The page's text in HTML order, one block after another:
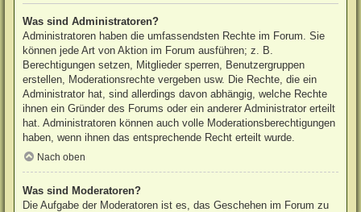
Was sind Administratoren?
Administratoren haben die umfassendsten Rechte im Forum. Sie
können jede Art von Aktion im Forum ausführen; z. B.
Berechtigungen setzen, Mitglieder sperren, Benutzergruppen
erstellen, Moderationsrechte vergeben usw. Die Rechte, die ein
Administrator hat, sind allerdings davon abhängig, welche Rechte
ihnen ein Gründer des Forums oder ein anderer Administrator erteilt
hat. Administratoren können auch volle Moderationsberechtigungen
haben, wenn ihnen das entsprechende Recht erteilt wurde.
Nach oben
Was sind Moderatoren?
Die Aufgabe der Moderatoren ist es, das Geschehen im Forum zu